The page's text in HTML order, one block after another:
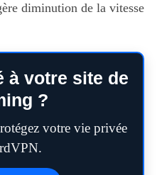
diminution de la vitesse
à votre site de
?
votre vie privée